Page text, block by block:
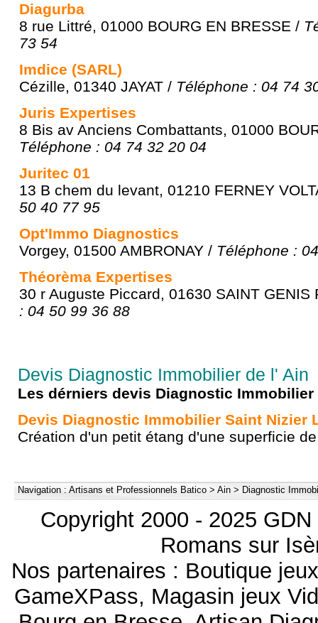
Diagurba
8 rue Littré, 01000 BOURG EN BRESSE /
73 54
Imdice (SARL)
Cézille, 01340 JAYAT / Téléphone : 04 74
Juris Expertises
8 Bis av Anciens Combattants, 01000
Téléphone : 04 74 32 20 04
Juritec 01
13 B chem du levant, 01210 FERNEY
50 40 77 95
Opt'Immo Diagnostics
Vorgey, 01500 AMBRONAY / Téléphone :
Théorèma Expertises
30 r Auguste Piccard, 01630 SAINT GENIS
: 04 50 99 36 88
Devis Diagnostic Immobilier de l' Ain
Les dérniers devis Diagnostic
Devis Diagnostic Immobilier Saint Nizier
Création d'un petit étang d'une superficie
Navigation : Artisans et Professionnels Batico > Ain > Diagnostic
Copyright 2000 - 2025
Romans sur
Nos partenaires : Boutique
GameXPass, Magasin jeux